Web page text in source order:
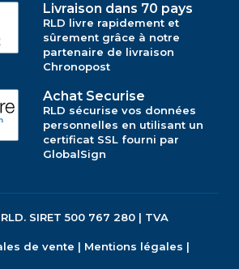
Livraison dans 70 pays
RLD livre rapidement et
sûrement grâce à notre
partenaire de livraison
Chronopost
Achat Securise
RLD sécurise vos données
personnelles en utilisant un
certificat SSL fourni par
GlobalSign
RLD. SIRET 500 767 280 | TVA
de vente | Mentions légales |